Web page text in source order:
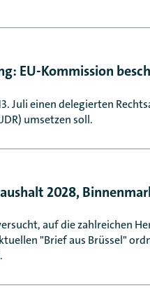
EU-Kommission
Juli einen delegierten
umsetzen soll.
2028,
auf die zahlreichen
"Brief aus Brüssel"